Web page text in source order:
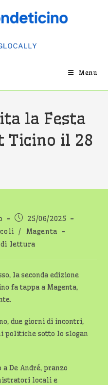
Menu
la Festa
Ticino il 28
Articolo
pubblicato:
25/06/2025
/
Magenta
lettura
la seconda edizione
fa tappa a Magenta,
due giorni di incontri,
politiche sotto lo slogan
De André, pranzo
locali e